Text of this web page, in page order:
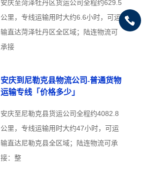
安庆至菏泽牡丹区货运公司全程约629.5
公里，专线运输用时大约6.6小时，可运
输直达菏泽牡丹区全区域；陆连物流可
承接
安庆到尼勒克县物流公司-普通货物
运输专线「价格多少」
安庆至尼勒克县货运公司全程约4082.8
公里，专线运输用时大约47小时，可运
输直达尼勒克县全区域；陆连物流可承
接：整